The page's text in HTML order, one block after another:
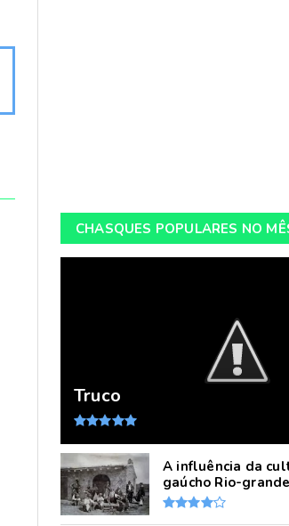
CHASQUES POPULARES NO
Truco
A influência da
gaúcho Rio-